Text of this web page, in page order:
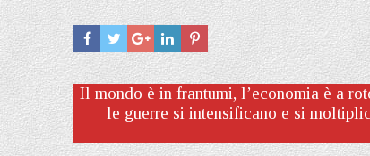
Il mondo è in frantumi, l’economia è a
le guerre si intensificano e si